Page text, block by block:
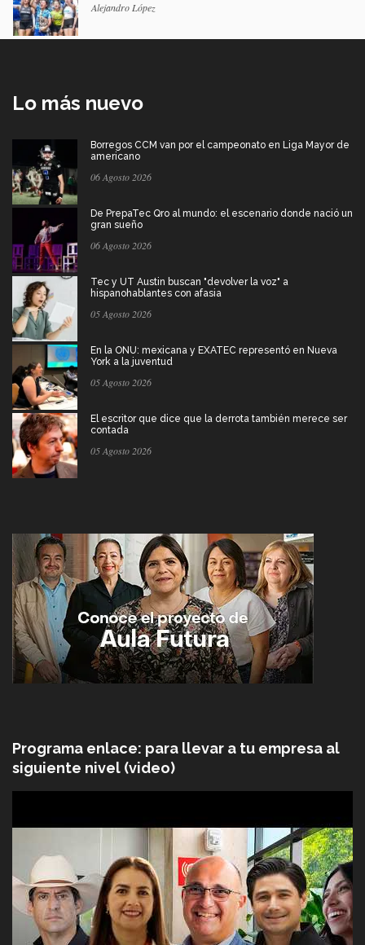
Alejandro López
Lo más nuevo
Borregos CCM van por el campeonato en Liga Mayor de
americano
06 Agosto 2026
De PrepaTec Qro al mundo: el escenario donde nació un
gran sueño
06 Agosto 2026
Tec y UT Austin buscan "devolver la voz" a
hispanohablantes con afasia
05 Agosto 2026
En la ONU: mexicana y EXATEC representó en Nueva
York a la juventud
05 Agosto 2026
El escritor que dice que la derrota también merece ser
contada
05 Agosto 2026
Programa enlace: para llevar a tu empresa al
siguiente nivel (video)